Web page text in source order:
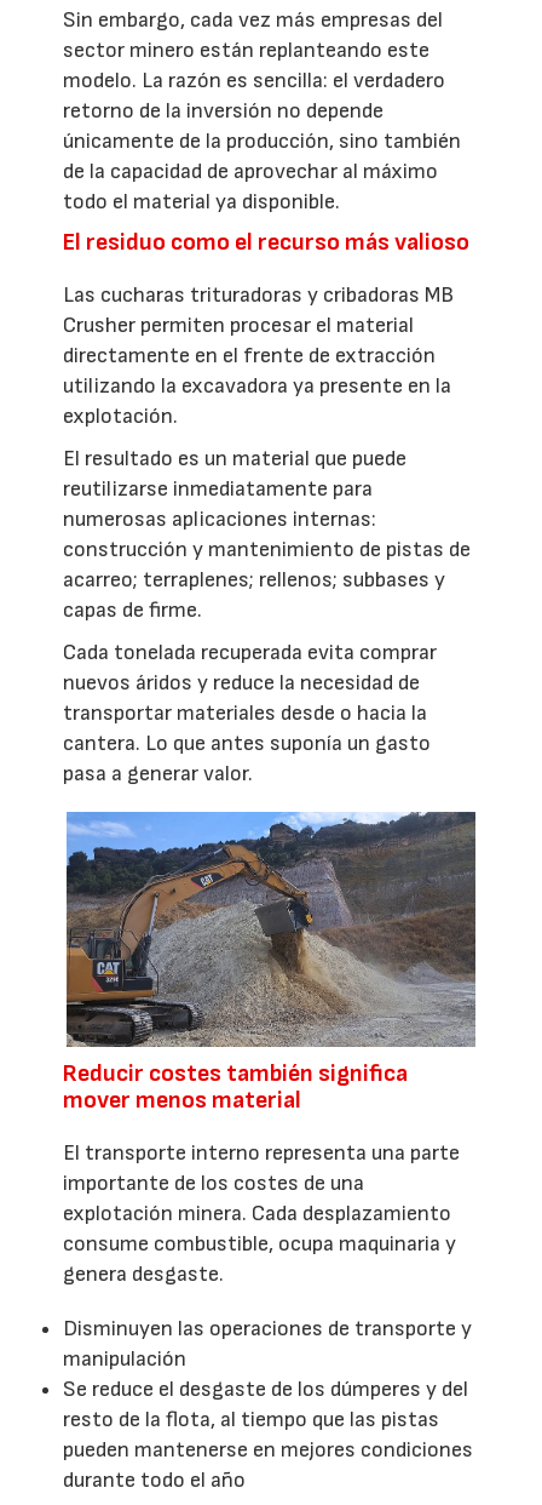
Sin embargo, cada vez más empresas del
sector minero están replanteando este
modelo. La razón es sencilla: el verdadero
retorno de la inversión no depende
únicamente de la producción, sino también
de la capacidad de aprovechar al máximo
todo el material ya disponible.
El residuo como el recurso más valioso
Las cucharas trituradoras y cribadoras MB
Crusher permiten procesar el material
directamente en el frente de extracción
utilizando la excavadora ya presente en la
explotación.
El resultado es un material que puede
reutilizarse inmediatamente para
numerosas aplicaciones internas:
construcción y mantenimiento de pistas de
acarreo; terraplenes; rellenos; subbases y
capas de firme.
Cada tonelada recuperada evita comprar
nuevos áridos y reduce la necesidad de
transportar materiales desde o hacia la
cantera. Lo que antes suponía un gasto
pasa a generar valor.
Reducir costes también significa
mover menos material
El transporte interno representa una parte
importante de los costes de una
explotación minera. Cada desplazamiento
consume combustible, ocupa maquinaria y
genera desgaste.
Disminuyen las operaciones de transporte y
manipulación
Se reduce el desgaste de los dúmperes y del
resto de la flota, al tiempo que las pistas
pueden mantenerse en mejores condiciones
durante todo el año